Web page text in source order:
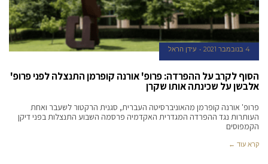
4 בנובמבר 2021 עידן הראל
הסוף לקרב על ההפרדה: פרופ' אורנה קופרמן התנצלה לפני פרופ'
אלבשן על שכינתה אותו שקרן
פרופ' אורנה קופרמן מהאוניברסיטה העברית, סגנית הרקטור לשעבר ואחת
העותרות נגד ההפרדה המגדרית האקדמיה פרסמה השבוע התנצלות בפני דיקן
הקמפוסים
קרא עוד ←